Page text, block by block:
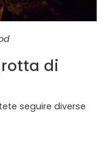
di
seguire diverse